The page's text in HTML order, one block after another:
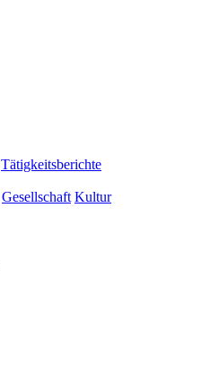
Tätigkeitsberichte
Gesellschaft Kultur